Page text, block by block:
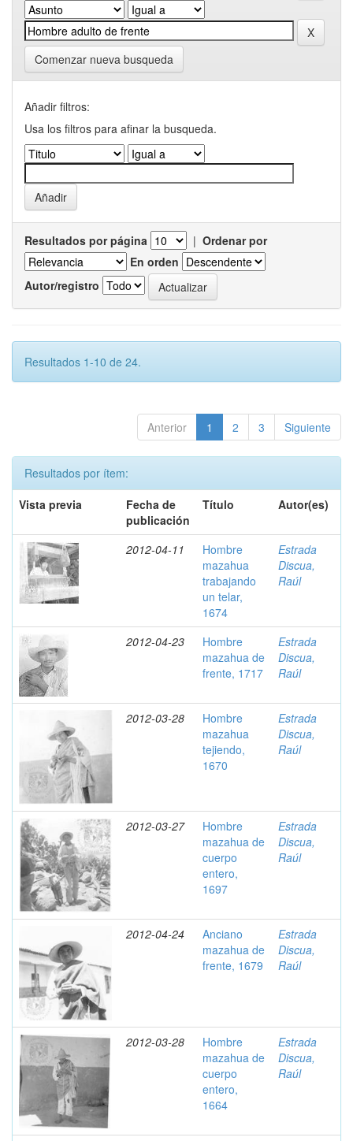
Comenzar nueva busqueda
Añadir filtros:
Usa los filtros para afinar la busqueda.
Resultados por página | Ordenar por
En orden
Autor/registro
Resultados 1-10 de 24.
Anterior 1 2 3 Siguiente
Resultados por ítem:
Vista previa
Fecha de
publicación
Título Autor(es)
2012-04-11
Hombre
mazahua
trabajando
un telar,
1674
Estrada
Discua,
Raúl
2012-04-23
Hombre
mazahua de
frente, 1717
Estrada
Discua,
Raúl
2012-03-28
Hombre
mazahua
tejiendo,
1670
Estrada
Discua,
Raúl
2012-03-27
Hombre
mazahua de
cuerpo
entero,
1697
Estrada
Discua,
Raúl
2012-04-24
Anciano
mazahua de
frente, 1679
Estrada
Discua,
Raúl
2012-03-28
Hombre
mazahua de
cuerpo
entero,
1664
Estrada
Discua,
Raúl